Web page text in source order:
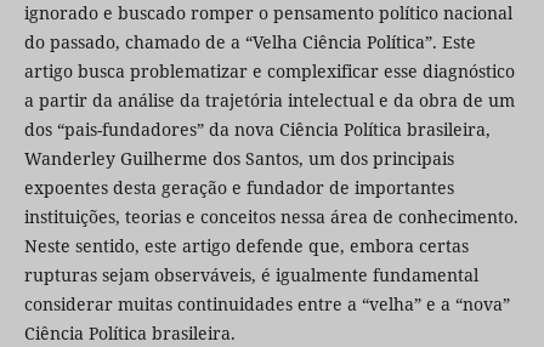
ignorado e buscado romper o pensamento político nacional
do passado, chamado de a “Velha Ciência Política”. Este
artigo busca problematizar e complexificar esse diagnóstico
a partir da análise da trajetória intelectual e da obra de um
dos “pais-fundadores” da nova Ciência Política brasileira,
Wanderley Guilherme dos Santos, um dos principais
expoentes desta geração e fundador de importantes
instituições, teorias e conceitos nessa área de conhecimento.
Neste sentido, este artigo defende que, embora certas
rupturas sejam observáveis, é igualmente fundamental
considerar muitas continuidades entre a “velha” e a “nova”
Ciência Política brasileira.